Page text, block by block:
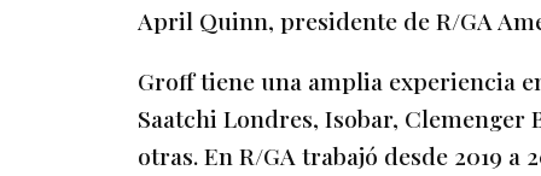
April Quinn, presidente de R/GA
Groff tiene una amplia experiencia
Saatchi Londres, Isobar, Clemenger
otras. En R/GA trabajó desde 2019 a